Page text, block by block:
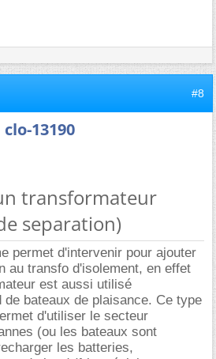
#8
clo-13190
transformateur
separation)
permet d'intervenir pour ajouter
au transfo d'isolement, en effet
est aussi utilisé
de bateaux de plaisance. Ce type
d'utiliser le secteur
(ou les bateaux sont
les batteries,